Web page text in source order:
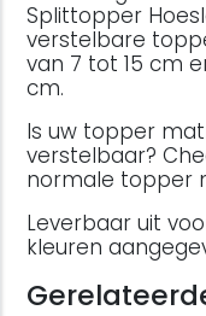
Splittopper
verstelbare
van 7 tot 15 cm
cm.
Is uw topper
verstelbaar?
normale topper
Leverbaar uit
kleuren